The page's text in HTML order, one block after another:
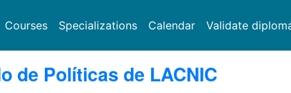
Courses Specializations Calendar Validate
de Políticas de LACNIC